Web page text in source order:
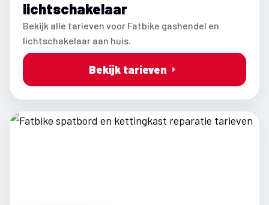
lichtschakelaar
Bekijk alle tarieven voor Fatbike gashendel en
lichtschakelaar aan huis.
Bekijk tarieven